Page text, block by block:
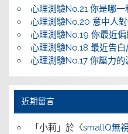
心理測驗No.21 你是哪
心理測驗No.20 意中人
心理測驗No.19 你最近
心理測驗No.18 最近告
心理測驗No.17 你壓力的
近期留言
「 小莉 」於〈smallQ無